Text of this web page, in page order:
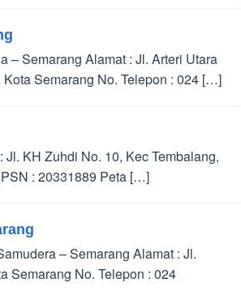
– Semarang Alamat : Jl. Arteri Utara
Semarang No. Telepon : 024 […]
KH Zuhdi No. 10, Kec Tembalang,
: 20331889 Peta […]
– Semarang Alamat : Jl.
Semarang No. Telepon : 024